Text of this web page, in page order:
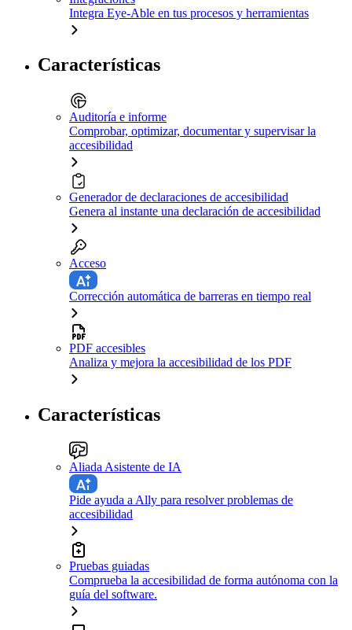
Integra Eye-Able en tus procesos y herramientas
Características
Auditoría e informe
Comprobar, optimizar, documentar y supervisar la
accesibilidad
Generador de declaraciones de accesibilidad
Genera al instante una declaración de accesibilidad
Acceso
Corrección automática de barreras en tiempo real
PDF accesibles
Analiza y mejora la accesibilidad de los PDF
Características
Aliada Asistente de IA
Pide ayuda a Ally para resolver problemas de
accesibilidad
Pruebas guiadas
Comprueba la accesibilidad de forma autónoma con la
guía del software.